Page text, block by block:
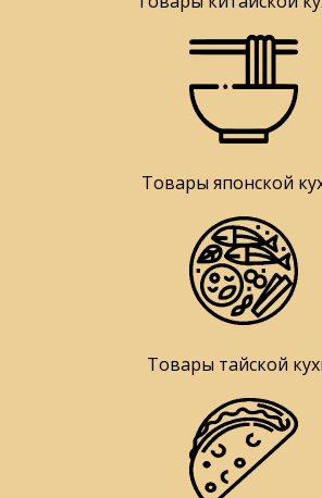
Товары японской
Товары тайской